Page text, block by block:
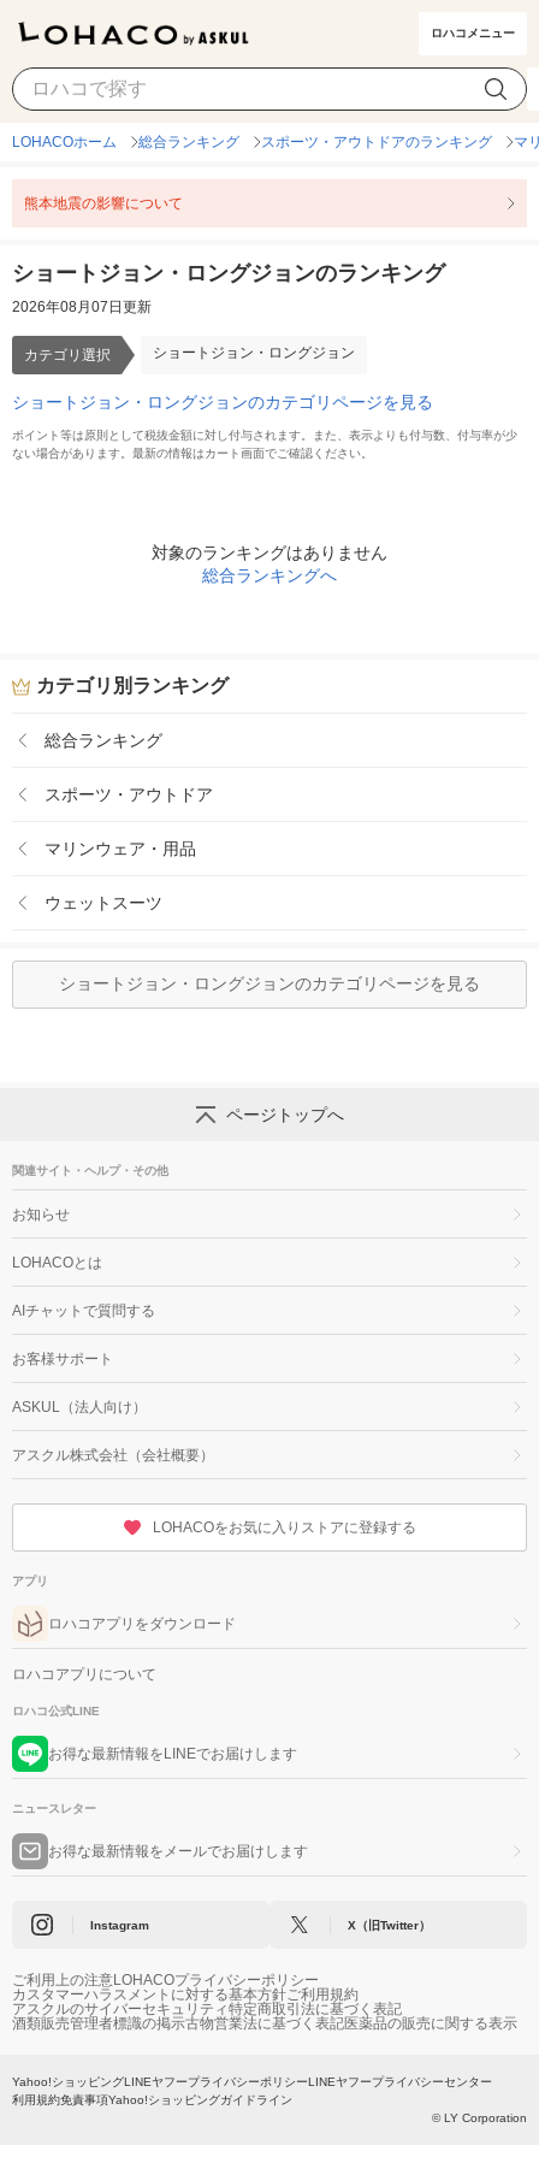
ロハコメニュー
ショートジョン・ロングジョン カテゴリ選択
LOHACOホーム 総合ランキング スポーツ・アウトドアのランキング マ
熊本地震の影響について
ショートジョン・ロングジョンのランキング
2026年08月07日更新
カテゴリ選択 ショートジョン・ロングジョン
ショートジョン・ロングジョンのカテゴリページを見る
ポイント等は原則として税抜金額に対し付与されます。また、表示よりも付与数、付与率が少
ない場合があります。最新の情報はカート画面でご確認ください。
対象のランキングはありません
総合ランキングへ
カテゴリ別ランキング
総合ランキング
スポーツ・アウトドア
マリンウェア・用品
ウェットスーツ
ショートジョン・ロングジョンのカテゴリページを見る
ページトップへ
関連サイト・ヘルプ・その他
お知らせ
LOHACOとは
AIチャットで質問する
お客様サポート
ASKUL（法人向け）
アスクル株式会社（会社概要）
LOHACOをお気に入りストアに登録する
アプリ
ロハコアプリをダウンロード
ロハコアプリについて
ロハコ公式LINE
お得な最新情報をLINEでお届けします
ニュースレター
お得な最新情報をメールでお届けします
Instagram X（旧Twitter）
ご利用上の注意LOHACOプライバシーポリシー
カスタマーハラスメントに対する基本方針ご利用規約
アスクルのサイバーセキュリティ特定商取引法に基づく表記
酒類販売管理者標識の掲示古物営業法に基づく表記医薬品の販売に関する表示
Yahoo!ショッピングLINEヤフープライバシーポリシーLINEヤフープライバシーセンター
利用規約免責事項Yahoo!ショッピングガイドライン
© LY Corporation